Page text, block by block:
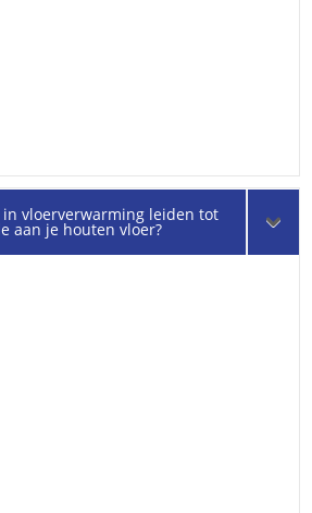
in vloerverwarming leiden tot
aan je houten vloer?